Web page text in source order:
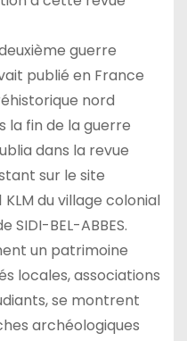
guerre
publié en France
nord
la fin de la guerre
dans la revue
sur le site
KLM du village colonial
SIDI-BEL-ABBES.
un patrimoine
locales, associations
se montrent
archéologiques